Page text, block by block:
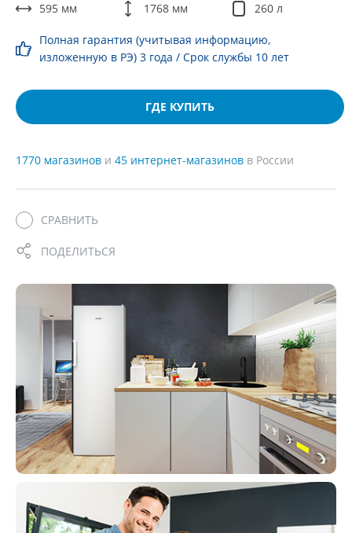
595 мм 1768 мм 260 л
Полная гарантия (учитывая информацию,
изложенную в РЭ) 3 года / Срок службы 10 лет
ГДЕ КУПИТЬ
1770 магазинов и 45 интернет-магазинов в России
СРАВНИТЬ
ПОДЕЛИТЬСЯ